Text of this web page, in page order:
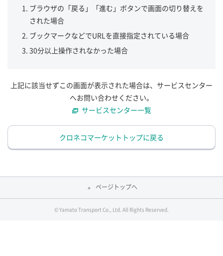
ブラウザの「戻る」「進む」ボタンで画面の切り替えを
された場合
ブックマークなどでURLを直接指定されている場合
30分以上操作されなかった場合
上記に該当せずこの画面が表示された場合は、サービスセンター
へお問い合わせください。
サービスセンター一覧
クロネコマーケットトップに戻る
ページトップへ
© Yamato Transport Co., Ltd. All Rights Reserved.